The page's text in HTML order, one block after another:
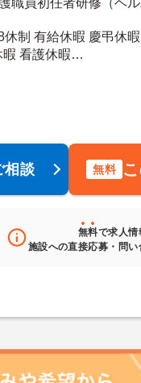
職員初任者研修（ヘ
休制 有給休暇 慶弔休
暇 看護休暇
相談 無料
無料で求人情
施設への直接応募・問い